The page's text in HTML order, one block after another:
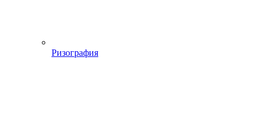
Ризография